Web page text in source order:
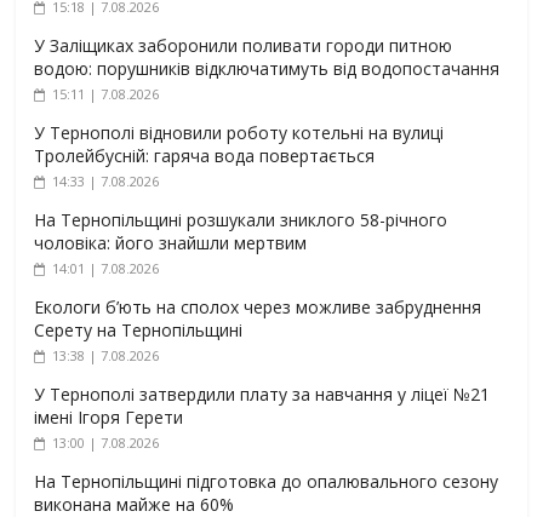
15:18 | 7.08.2026
У Заліщиках заборонили поливати городи питною
водою: порушників відключатимуть від водопостачання
15:11 | 7.08.2026
У Тернополі відновили роботу котельні на вулиці
Тролейбусній: гаряча вода повертається
14:33 | 7.08.2026
На Тернопільщині розшукали зниклого 58-річного
чоловіка: його знайшли мертвим
14:01 | 7.08.2026
Екологи б’ють на сполох через можливе забруднення
Серету на Тернопільщині
13:38 | 7.08.2026
У Тернополі затвердили плату за навчання у ліцеї №21
імені Ігоря Герети
13:00 | 7.08.2026
На Тернопільщині підготовка до опалювального сезону
виконана майже на 60%